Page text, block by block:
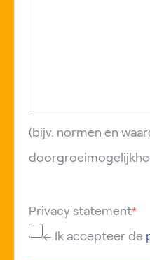
(bijv. normen en
Privacy statement*
← Ik accepteer de